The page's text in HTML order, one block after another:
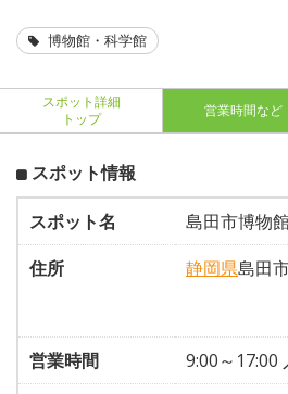
博物館・科学館
スポット詳細
トップ
営業時間など
スポット情報
スポット名
島田市博物
住所
静岡県島田
営業時間
9:00～17:00